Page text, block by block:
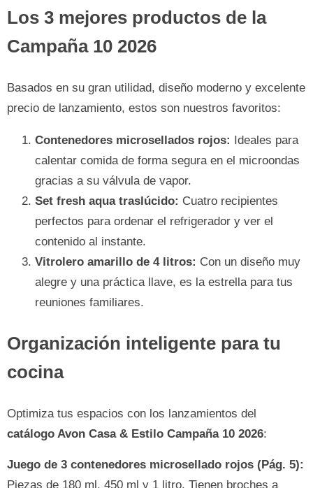
Los 3 mejores productos de la
Campaña 10 2026
Basados en su gran utilidad, diseño moderno y excelente
precio de lanzamiento, estos son nuestros favoritos:
Contenedores microsellados rojos: Ideales para
calentar comida de forma segura en el microondas
gracias a su válvula de vapor.
Set fresh aqua traslúcido: Cuatro recipientes
perfectos para ordenar el refrigerador y ver el
contenido al instante.
Vitrolero amarillo de 4 litros: Con un diseño muy
alegre y una práctica llave, es la estrella para tus
reuniones familiares.
Organización inteligente para tu
cocina
Optimiza tus espacios con los lanzamientos del
catálogo Avon Casa & Estilo Campaña 10 2026:
Juego de 3 contenedores microsellado rojos (Pág. 5):
Piezas de 180 ml, 450 ml y 1 litro. Tienen broches a